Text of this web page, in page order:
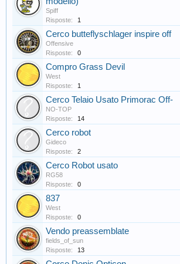
Spiff
Risposte:
1
Cerco butteflyschlager inspire off
Offensive
Risposte:
0
Compro Grass Devil
West
Risposte:
1
Cerco Telaio Usato Primorac Off-
NO-TOP
Risposte:
14
Cerco robot
Gideco
Risposte:
2
Cerco Robot usato
RG58
Risposte:
0
837
West
Risposte:
0
Vendo preassemblate
fields_of_sun
Risposte:
13